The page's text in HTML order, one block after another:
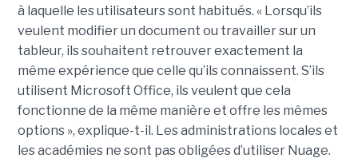
à laquelle les utilisateurs sont habitués. « Lorsqu’ils
veulent modifier un document ou travailler sur un
tableur, ils souhaitent retrouver exactement la
même expérience que celle qu’ils connaissent. S’ils
utilisent Microsoft Office, ils veulent que cela
fonctionne de la même manière et offre les mêmes
options », explique-t-il. Les administrations locales et
les académies ne sont pas obligées d’utiliser Nuage.